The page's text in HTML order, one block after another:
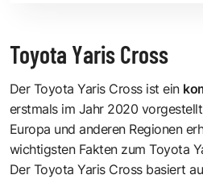
Toyota Yaris Cross
Der Toyota Yaris Cross ist ein
erstmals im Jahr 2020
Europa und anderen Regionen
wichtigsten Fakten zum Toyota
Der Toyota Yaris Cross basiert